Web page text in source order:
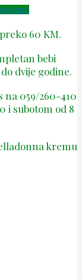
60 KM.
bebi
dvije godine.
na 059/260-410
i subotom od 8
kremu